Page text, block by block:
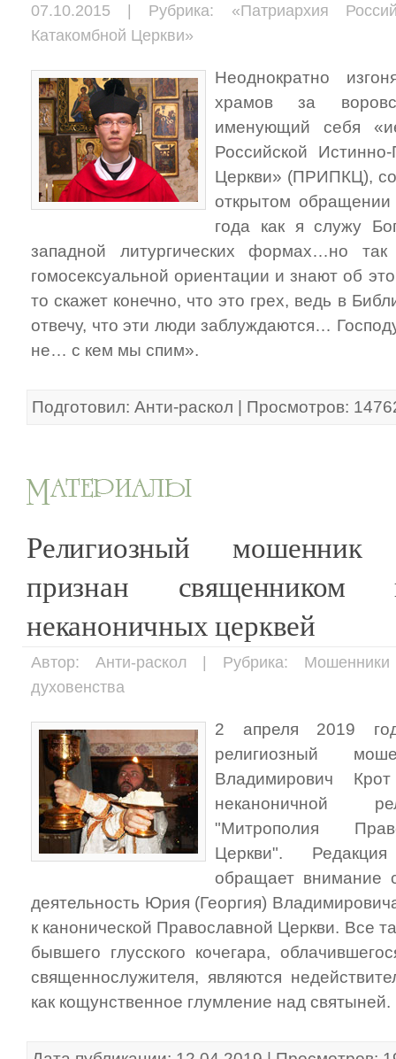
07.10.2015 | Рубрика: «Патриархия
Катакомбной Церкви»
Неоднократно
храмов за
именующий себя
Российской
Церкви» (ПРИПКЦ),
открытом
года как я служу
западной литургических формах…но
гомосексуальной ориентации и знают об
то скажет конечно, что это грех, ведь в
отвечу, что эти люди заблуждаются…
не… с кем мы спим».
Подготовил: Анти-раскол | Просмотров:
Религиозный
признан
неканоничных церквей
Автор: Анти-раскол | Рубрика:
духовенства
2 апреля 2019
религиозный
Владимирович
неканоничной
"Митрополия
Церкви".
обращает внимание
деятельность Юрия (Георгия)
к канонической Православной Церкви. Все
бывшего глусского кочегара,
священнослужителя, являются
как кощунственное глумление над святыней.